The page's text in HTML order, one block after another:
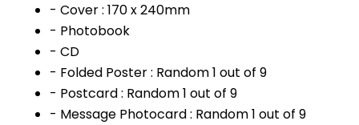
- Cover : 170 x 240mm
- Photobook
- CD
- Folded Poster : Random 1 out of 9
- Postcard : Random 1 out of 9
- Message Photocard : Random 1 out of 9